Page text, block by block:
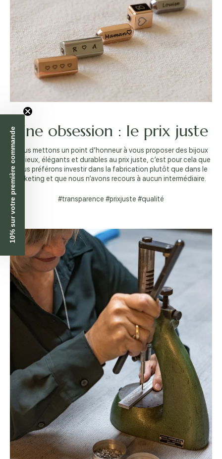
Une obsession : le prix juste
Nous mettons un point d’honneur à vous proposer des bijoux
précieux, élégants et durables au prix juste, c’est pour cela que
nous préférons investir dans la fabrication plutôt que dans le
marketing et que nous n’avons recours à aucun intermédiaire.
#transparence #prixjuste #qualité
10% sur votre première commande